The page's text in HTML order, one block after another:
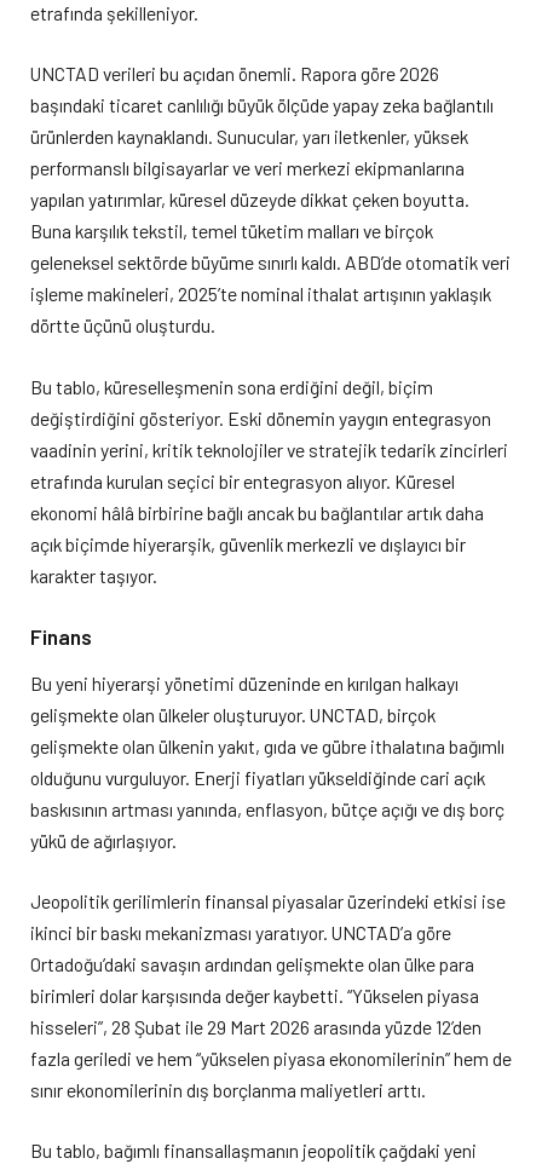
etrafında şekilleniyor.
UNCTAD verileri bu açıdan önemli. Rapora göre 2026
başındaki ticaret canlılığı büyük ölçüde yapay zeka bağlantılı
ürünlerden kaynaklandı. Sunucular, yarı iletkenler, yüksek
performanslı bilgisayarlar ve veri merkezi ekipmanlarına
yapılan yatırımlar, küresel düzeyde dikkat çeken boyutta.
Buna karşılık tekstil, temel tüketim malları ve birçok
geleneksel sektörde büyüme sınırlı kaldı. ABD’de otomatik veri
işleme makineleri, 2025’te nominal ithalat artışının yaklaşık
dörtte üçünü oluşturdu.
Bu tablo, küreselleşmenin sona erdiğini değil, biçim
değiştirdiğini gösteriyor. Eski dönemin yaygın entegrasyon
vaadinin yerini, kritik teknolojiler ve stratejik tedarik zincirleri
etrafında kurulan seçici bir entegrasyon alıyor. Küresel
ekonomi hâlâ birbirine bağlı ancak bu bağlantılar artık daha
açık biçimde hiyerarşik, güvenlik merkezli ve dışlayıcı bir
karakter taşıyor.
Finans
Bu yeni hiyerarşi yönetimi düzeninde en kırılgan halkayı
gelişmekte olan ülkeler oluşturuyor. UNCTAD, birçok
gelişmekte olan ülkenin yakıt, gıda ve gübre ithalatına bağımlı
olduğunu vurguluyor. Enerji fiyatları yükseldiğinde cari açık
baskısının artması yanında, enflasyon, bütçe açığı ve dış borç
yükü de ağırlaşıyor.
Jeopolitik gerilimlerin finansal piyasalar üzerindeki etkisi ise
ikinci bir baskı mekanizması yaratıyor. UNCTAD’a göre
Ortadoğu’daki savaşın ardından gelişmekte olan ülke para
birimleri dolar karşısında değer kaybetti. “Yükselen piyasa
hisseleri”, 28 Şubat ile 29 Mart 2026 arasında yüzde 12’den
fazla geriledi ve hem “yükselen piyasa ekonomilerinin” hem de
sınır ekonomilerinin dış borçlanma maliyetleri arttı.
Bu tablo, bağımlı finansallaşmanın jeopolitik çağdaki yeni